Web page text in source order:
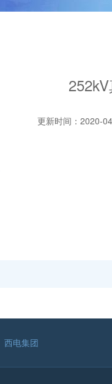
更新时间：2020-
西电集团